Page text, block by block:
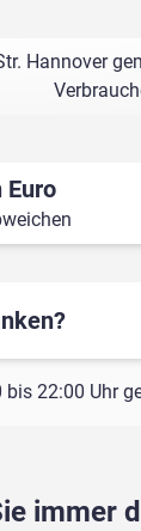
Hannover
Euro
22:00 Uhr
immer